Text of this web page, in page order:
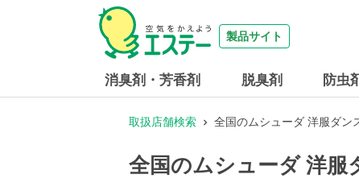
製品サイト
消臭剤・芳香剤 脱臭剤 防虫
取扱店舗検索 全国のムシューダ 洋服ダン
全国のムシューダ 洋服